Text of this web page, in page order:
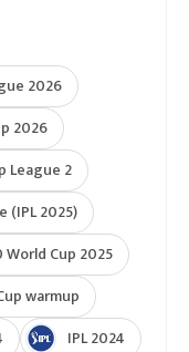
2026
2026
League 2
(IPL 2025)
World Cup 2025
warmup
IPL 2024